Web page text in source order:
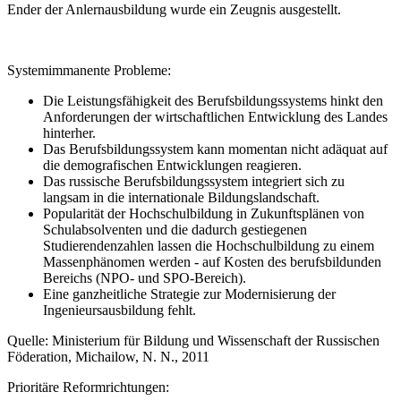
Ender der Anlernausbildung wurde ein Zeugnis ausgestellt.
Systemimmanente Probleme:
Die Leistungsfähigkeit des Berufsbildungssystems hinkt den
Anforderungen der wirtschaftlichen Entwicklung des Landes
hinterher.
Das Berufsbildungssystem kann momentan nicht adäquat auf
die demografischen Entwicklungen reagieren.
Das russische Berufsbildungssystem integriert sich zu
langsam in die internationale Bildungslandschaft.
Popularität der Hochschulbildung in Zukunftsplänen von
Schulabsolventen und die dadurch gestiegenen
Studierendenzahlen lassen die Hochschulbildung zu einem
Massenphänomen werden - auf Kosten des berufsbildunden
Bereichs (NPO- und SPO-Bereich).
Eine ganzheitliche Strategie zur Modernisierung der
Ingenieursausbildung fehlt.
Quelle: Ministerium für Bildung und Wissenschaft der Russischen
Föderation, Michailow, N. N., 2011
Prioritäre Reformrichtungen: